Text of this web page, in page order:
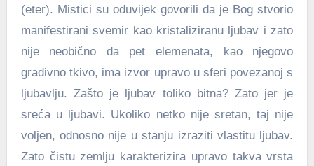
(eter). Mistici su oduvijek govorili da je Bog stvorio
manifestirani svemir kao kristaliziranu ljubav i zato
nije neobično da pet elemenata, kao njegovo
gradivno tkivo, ima izvor upravo u sferi povezanoj s
ljubavlju. Zašto je ljubav toliko bitna? Zato jer je
sreća u ljubavi. Ukoliko netko nije sretan, taj nije
voljen, odnosno nije u stanju izraziti vlastitu ljubav.
Zato čistu zemlju karakterizira upravo takva vrsta